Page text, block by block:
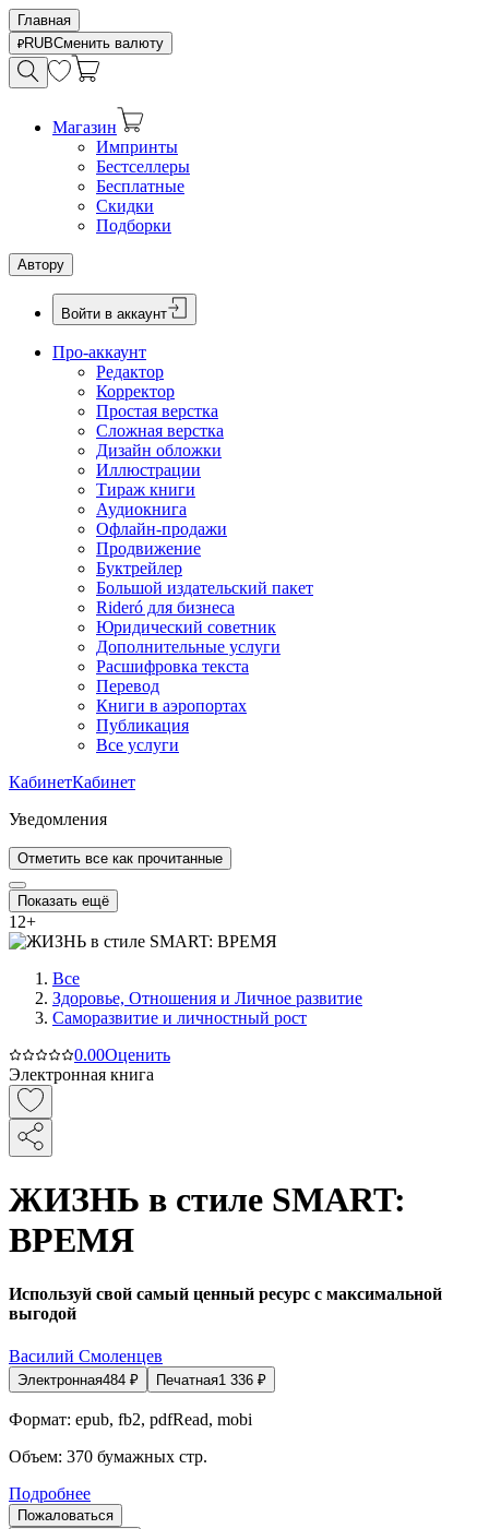
Главная
RUBСменить валюту
Магазин
Импринты
Бестселлеры
Бесплатные
Скидки
Подборки
Автору
Войти в аккаунт
Про-аккаунт
Редактор
Корректор
Простая верстка
Сложная верстка
Дизайн обложки
Иллюстрации
Тираж книги
Аудиокнига
Офлайн-продажи
Продвижение
Буктрейлер
Большой издательский пакет
Rideró для бизнеса
Юридический советник
Дополнительные услуги
Расшифровка текста
Перевод
Книги в аэропортах
Публикация
Все услуги
КабинетКабинет
Уведомления
Отметить все как прочитанные
Показать ещё
12+
Все
Здоровье, Отношения и Личное развитие
Саморазвитие и личностный рост
0.00Оценить
Электронная книга
ЖИЗНЬ в стиле SMART:
ВРЕМЯ
Используй свой самый ценный ресурс с максимальной
выгодой
Василий Смоленцев
Электронная484 ₽ Печатная1 336 ₽
Формат: epub, fb2, pdfRead, mobi
Объем: 370 бумажных стр.
Подробнее
Пожаловаться